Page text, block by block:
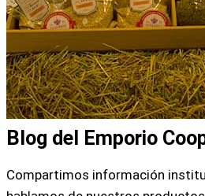
Blog del Emporio
Compartimos información